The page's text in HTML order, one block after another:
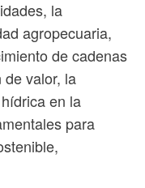
la
agropecuaria,
de cadenas
valor, la
en la
para